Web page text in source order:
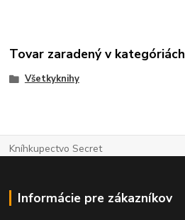
Tovar zaradený v kategóriách
Všetkyknihy
Kníhkupectvo Secret
Informácie pre zákazníkov